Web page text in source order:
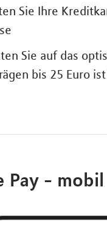
Sie Ihre
Sie auf das
bis 25 Euro
Pay -